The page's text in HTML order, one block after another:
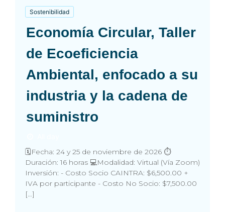
Sostenibilidad
Economía Circular, Taller
de Ecoeficiencia
Ambiental, enfocado a su
industria y la cadena de
suministro
🗓️Fecha: 24 y 25 de noviembre de 2026 ⏱️
Duración: 16 horas 💻Modalidad: Virtual (Vía Zoom)
Inversión: - Costo Socio CAINTRA: $6,500.00 +
IVA por participante - Costo No Socio: $7,500.00
[…]